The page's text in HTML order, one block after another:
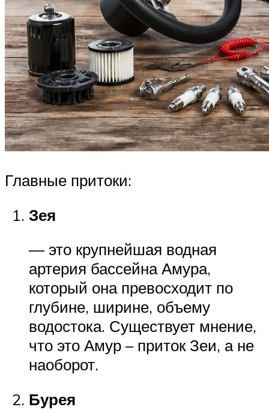
Главные притоки:
Зея
— это крупнейшая водная
артерия бассейна Амура,
который она превосходит по
глубине, ширине, объему
водостока. Существует мнение,
что это Амур – приток Зеи, а не
наоборот.
Бурея